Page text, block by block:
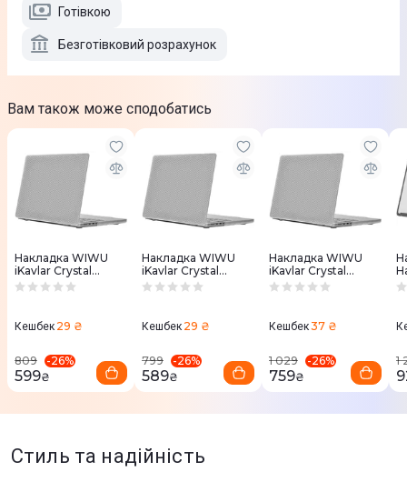
Готівкою
Безготівковий розрахунок
Вам також може сподобатись
Накладка WIWU
iKavlar Crystal
Shield MacBook Pro
Кешбек 29 ₴
809 -26%
599₴
Накладка WIWU
iKavlar Crystal
Shield MacBook Pro
Кешбек 29 ₴
799 -26%
589₴
Накладка WIWU
iKavlar Crystal
Shield MacBook Pro
Кешбек37 ₴
1 029 -26%
759₴
1
Стиль та надійність